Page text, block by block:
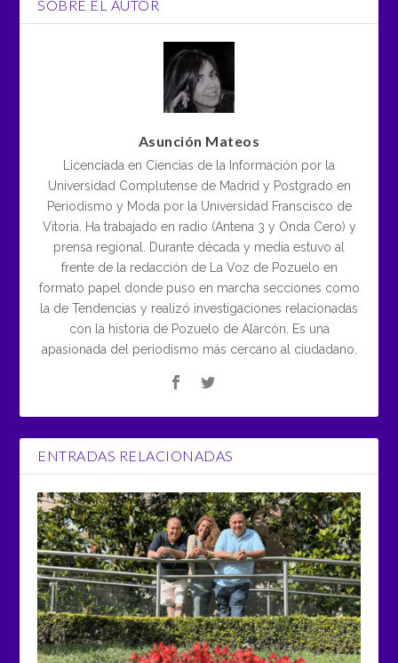
SOBRE EL AUTOR
Asunción Mateos
Licenciada en Ciencias de la Información por la
Universidad Complutense de Madrid y Postgrado en
Periodismo y Moda por la Universidad Franscisco de
Vitoria. Ha trabajado en radio (Antena 3 y Onda Cero) y
prensa regional. Durante década y media estuvo al
frente de la redacción de La Voz de Pozuelo en
formato papel donde puso en marcha secciones como
la de Tendencias y realizó investigaciones relacionadas
con la historia de Pozuelo de Alarcón. Es una
apasionada del periodismo más cercano al ciudadano.
ENTRADAS RELACIONADAS